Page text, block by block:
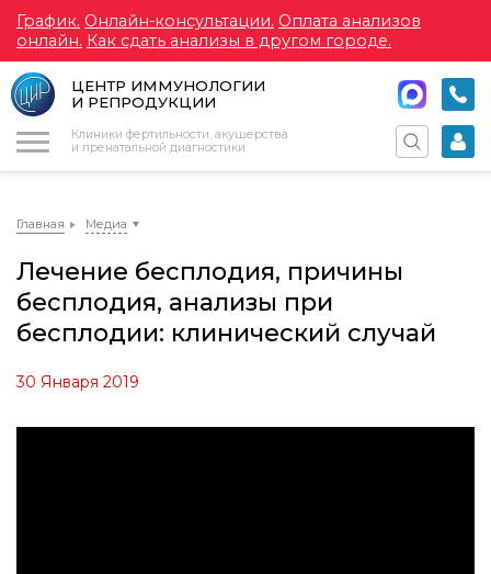
График. Онлайн-консультации. Оплата анализов
онлайн. Как сдать анализы в другом городе.
ЦЕНТР ИММУНОЛОГИИ
И РЕПРОДУКЦИИ
Клиники фертильности, акушерства
и пренатальной диагностики
Главная Медиа
Лечение бесплодия, причины
бесплодия, анализы при
бесплодии: клинический случай
30 Января 2019